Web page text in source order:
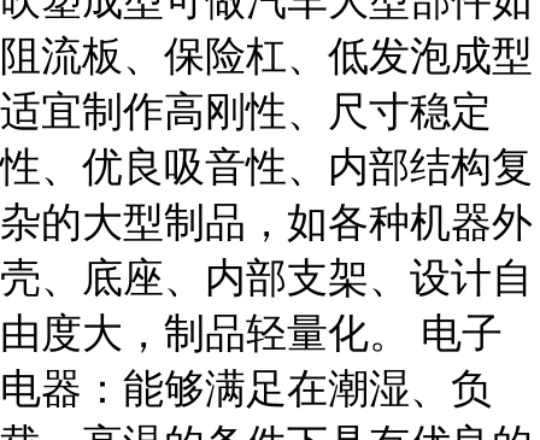
阻流板、保险杠、低发泡成型
适宜制作高刚性、尺寸稳定
性、优良吸音性、内部结构复
杂的大型制品，如各种机器外
壳、底座、内部支架、设计自
由度大，制品轻量化。 电子
电器：能够满足在潮湿、负